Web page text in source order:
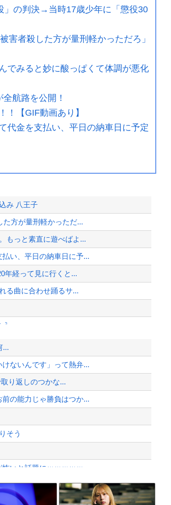
」の判決→当時17歳少年に「懲役30
害者殺した方が量刑軽かっただろ」
でみると妙に酸っぱくて体調が悪化
航路を公開！
【GIF動画あり】
代金を支払い、平日の納車日に予定
み 八王子
た方が量刑軽かっただ...
もっと素直に遊べばよ...
い、平日の納車日に予...
年経って見に行くと...
る曲に合わせ踊るサ...
・・・・
るようになってしまう
び交う。1週間ぶり...
へ
Powered by livedoor 相互RSS
...
ないんです」って熱弁...
り返しのつかな...
の能力じゃ勝負はつか...
そう
いと話題にｗｗｗｗｗ...